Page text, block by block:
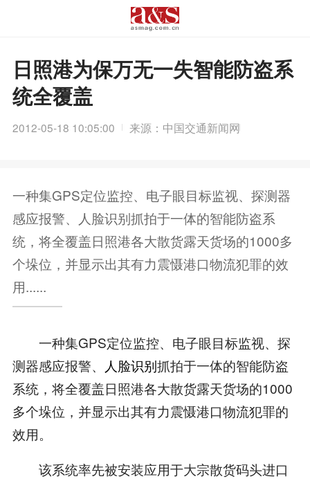
日照港为保万无一失智能防盗系
统全覆盖
2012-05-18 10:05:00 来源：中国交通新闻网
一种集GPS定位监控、电子眼目标监视、探测器
感应报警、人脸识别抓拍于一体的智能防盗系
统，将全覆盖日照港各大散货露天货场的1000多
个垛位，并显示出其有力震慑港口物流犯罪的效
用......
一种集GPS定位监控、电子眼目标监视、探
测器感应报警、
人脸识别抓拍于一体的智能防盗
系统，将全覆盖日照港各大散货露天货场的1000
多个垛位，并显示出其有力震慑港口物流犯罪的
效用。
该系统率先被安装应用于大宗散货码头进口